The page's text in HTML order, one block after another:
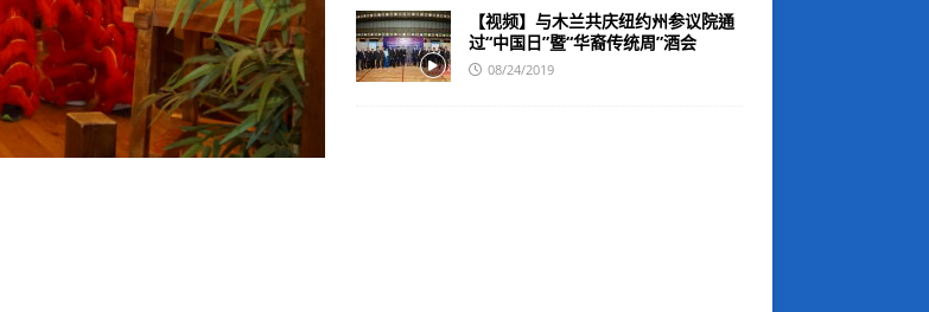
【视频】与木兰共庆纽约州参议院通
过“中国日”暨“华裔传统周”酒会
08/24/2019